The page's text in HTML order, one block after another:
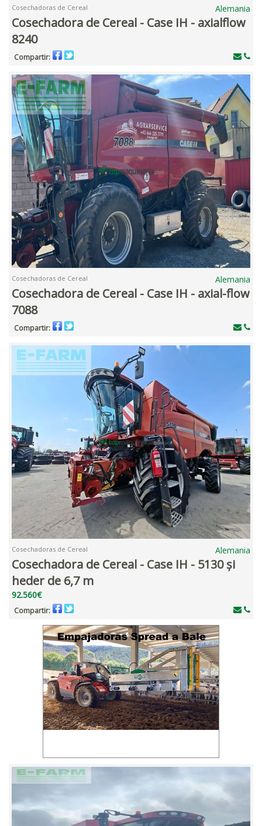
Cosechadoras de Cereal Alemania
Cosechadora de Cereal - Case IH - axialflow
8240
Compartir:
Cosechadoras de Cereal Alemania
Cosechadora de Cereal - Case IH - axial-flow
7088
Compartir:
Cosechadoras de Cereal Alemania
Cosechadora de Cereal - Case IH - 5130 și
heder de 6,7 m
92.560€
Compartir: